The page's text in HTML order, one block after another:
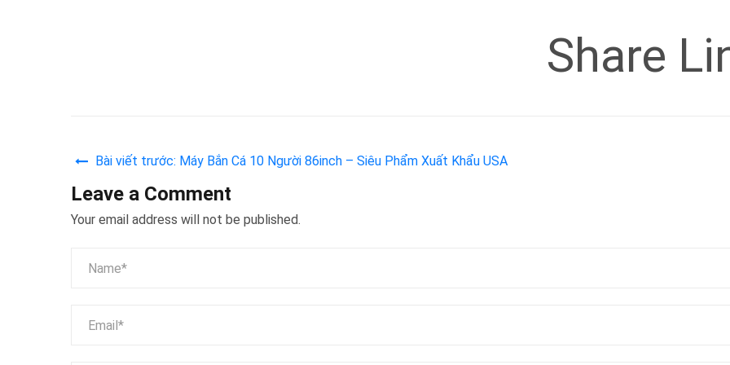
Share
Bài viết trước: Máy Bắn Cá 10 Người 86inch – Siêu Phẩm Xuất Khẩu USA
Leave a Comment
Your email address will not be published.